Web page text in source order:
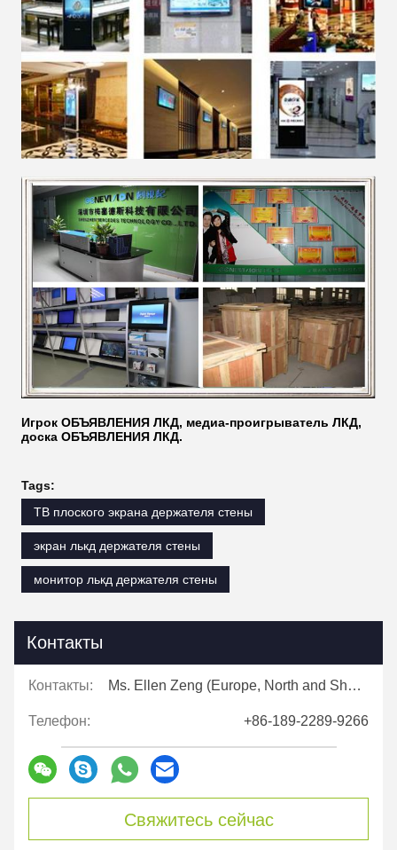
Игрок ОБЪЯВЛЕНИЯ ЛКД, медиа-проигрыватель ЛКД,
доска ОБЪЯВЛЕНИЯ ЛКД.
Tags:
ТВ плоского экрана держателя стены
экран лькд держателя стены
монитор лькд держателя стены
Контакты
Контакты: Ms. Ellen Zeng (Europe, North and Shouth America)
Телефон: +86-189-2289-9266
Свяжитесь сейчас